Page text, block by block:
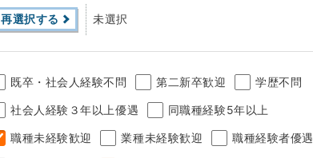
再選択する 未選択
既卒・社会人経験不問 第二新卒歓迎 学歴不問
社会人経験３年以上優遇 同職種経験5年以上
職種未経験歓迎 業種未経験歓迎 職種経験者優遇